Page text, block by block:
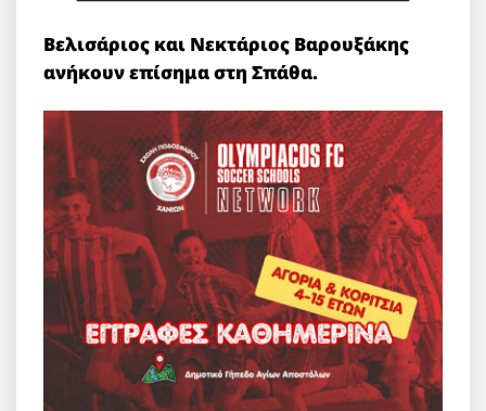
Βελισάριος και Νεκτάριος Βαρουξάκης
ανήκουν επίσημα στη Σπάθα.